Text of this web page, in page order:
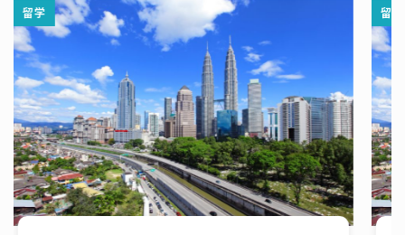
留学 留学